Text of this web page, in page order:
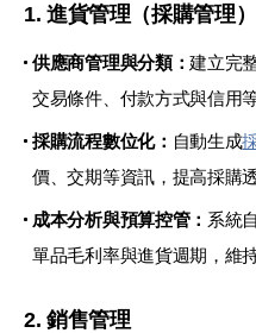
1. 進貨管理（採購管理）
供應商管理與分類：建立完
交易條件、付款方式與信用等
採購流程數位化： 自動生成
價、交期等資訊，提高採購
成本分析與預算控管： 系統
單品毛利率與進貨週期，維
2. 銷售管理